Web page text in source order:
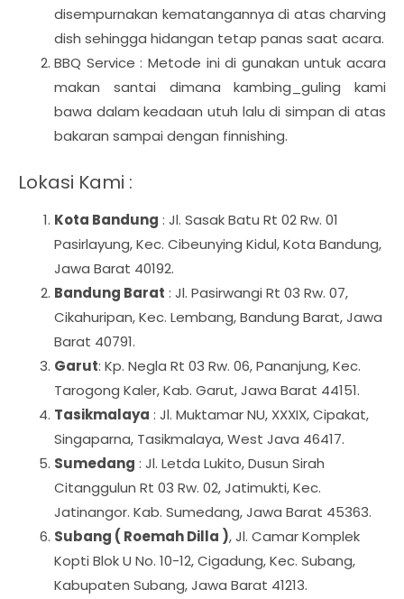
disempurnakan kematangannya di atas charving
dish sehingga hidangan tetap panas saat acara.
BBQ Service : Metode ini di gunakan untuk acara
makan santai dimana kambing_guling kami
bawa dalam keadaan utuh lalu di simpan di atas
bakaran sampai dengan finnishing.
Lokasi Kami :
Kota Bandung : Jl. Sasak Batu Rt 02 Rw. 01
Pasirlayung, Kec. Cibeunying Kidul, Kota Bandung,
Jawa Barat 40192.
Bandung Barat : Jl. Pasirwangi Rt 03 Rw. 07,
Cikahuripan, Kec. Lembang, Bandung Barat, Jawa
Barat 40791.
Garut: Kp. Negla Rt 03 Rw. 06, Pananjung, Kec.
Tarogong Kaler, Kab. Garut, Jawa Barat 44151.
Tasikmalaya : Jl. Muktamar NU, XXXIX, Cipakat,
Singaparna, Tasikmalaya, West Java 46417.
Sumedang : Jl. Letda Lukito, Dusun Sirah
Citanggulun Rt 03 Rw. 02, Jatimukti, Kec.
Jatinangor. Kab. Sumedang, Jawa Barat 45363.
Subang ( Roemah Dilla ), Jl. Camar Komplek
Kopti Blok U No. 10-12, Cigadung, Kec. Subang,
Kabupaten Subang, Jawa Barat 41213.